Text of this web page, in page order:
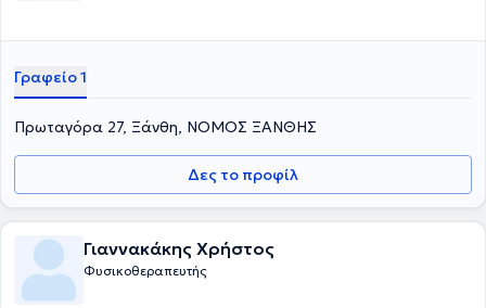
Γραφείο 1
Πρωταγόρα 27, Ξάνθη, ΝΟΜΟΣ ΞΑΝΘΗΣ
Δες το προφίλ
Γιαννακάκης Χρήστος
Φυσικοθεραπευτής